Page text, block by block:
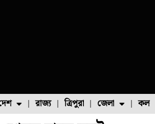
রাজ্য ত্রিপুরা জেলা